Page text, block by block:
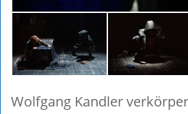
Wolfgang Kandler